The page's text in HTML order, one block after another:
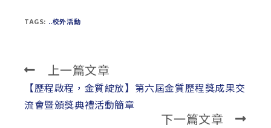
TAGS: ..校外活動
Read
more
articles
上一篇文章
【歷程啟程，金質綻放】第六屆金質歷程獎成果交
流會暨頒獎典禮活動簡章
下一篇文章